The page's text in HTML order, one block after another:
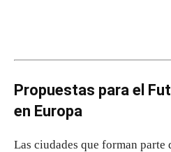
Propuestas para el
en Europa
Las ciudades que forman